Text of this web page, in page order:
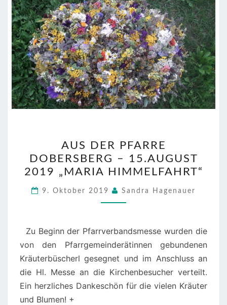
DER
PFARRE
DOBERSBERG
–
15.AUGUST
„MARIA
HIMMELFAHRT“
AUS DER PFARRE
DOBERSBERG – 15.AUGUST
2019 „MARIA HIMMELFAHRT“
9. Oktober 2019 Sandra Hagenauer
Zu Beginn der Pfarrverbandsmesse wurden die
von den Pfarrgemeinderätinnen gebundenen
Kräuterbüscherl gesegnet und im Anschluss an
die Hl. Messe an die Kirchenbesucher verteilt.
Ein herzliches Dankeschön für die vielen Kräuter
und Blumen! +